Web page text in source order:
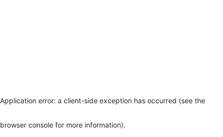
Application error: a client-side exception has occurred (see the
browser console for more information).